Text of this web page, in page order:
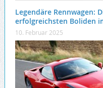
Legendäre Rennwagen:
erfolgreichsten Boliden
10. Februar 2025